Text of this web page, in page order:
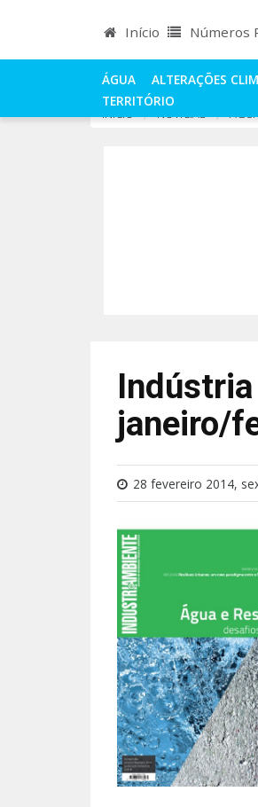
Início Números
ÁGUA ALTERAÇÕES
TERRITÓRIO
INÍCIO NOTÍCIAS
janeiro/
28 fevereiro 2014,